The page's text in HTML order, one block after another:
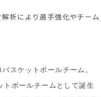
析により選手強化やチーム
スケットボールチーム。
トボールチームとして誕生